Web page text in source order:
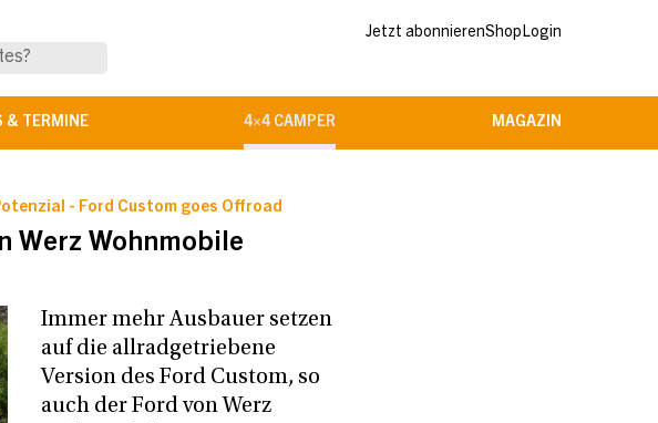
Jetzt abonnierenShopLogin
& TERMINE 4×4 CAMPER MAGAZIN
- Ford Custom goes Offroad
Werz Wohnmobile
Immer mehr Ausbauer setzen
auf die allradgetriebene
Version des Ford Custom, so
auch der Ford von Werz